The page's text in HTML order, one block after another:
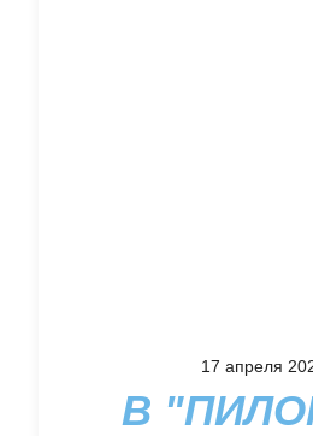
17 апреля
В